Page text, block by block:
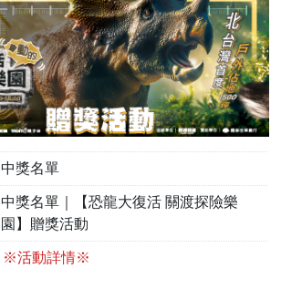
中獎名單
中獎名單｜【恐龍大復活 關渡探險樂
園】贈獎活動
※活動詳情※